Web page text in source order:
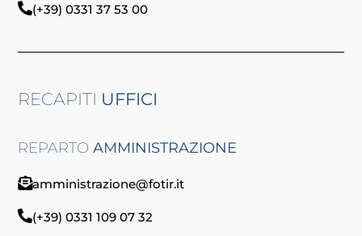
(+39) 0331 37 53 00
RECAPITI UFFICI
REPARTOAMMINISTRAZIONE
amministrazione@fotir.it
(+39) 0331 109 07 32